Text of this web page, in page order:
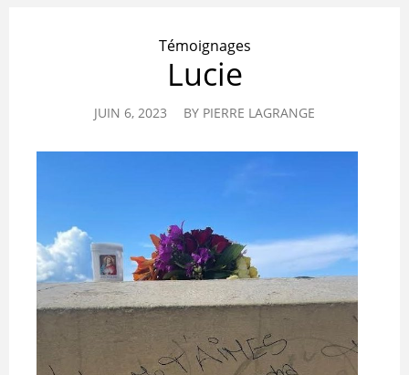
Témoignages
Lucie
JUIN 6, 2023 BY PIERRE LAGRANGE